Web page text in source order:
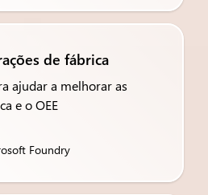
de fábrica
ajudar a melhorar as
e o OEE
Foundry